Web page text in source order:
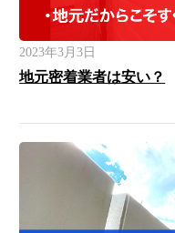
2023年3月3日
地元密着業者は安い？